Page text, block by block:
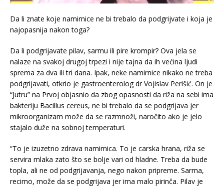
Da li znate koje namirnice ne bi trebalo da podgrijvate i koja je
najopasnija nakon toga?
Da li podgrijavate pilav, sarmu ili pire krompir? Ova jela se
nalaze na svakoj drugoj trpezi i nije tajna da ih većina ljudi
sprema za dva ili tri dana. Ipak, neke namirnice nikako ne treba
podgrijavati, otkrio je gastroenterolog dr Vojislav Perišić. On je
“Jutru” na Prvoj objasnio da zbog opasnosti da riža na sebi ima
bakteriju Bacillus cereus, ne bi trebalo da se podgrijava jer
mikroorganizam može da se razmnoži, naročito ako je jelo
stajalo duže na sobnoj temperaturi.
“To je izuzetno zdrava namirnica. To je carska hrana, riža se
servira mlaka zato što se bolje vari od hladne. Treba da bude
topla, ali ne od podgrijavanja, nego nakon pripreme. Sarma,
recimo, može da se podgrijava jer ima malo pirinča. Pilav je